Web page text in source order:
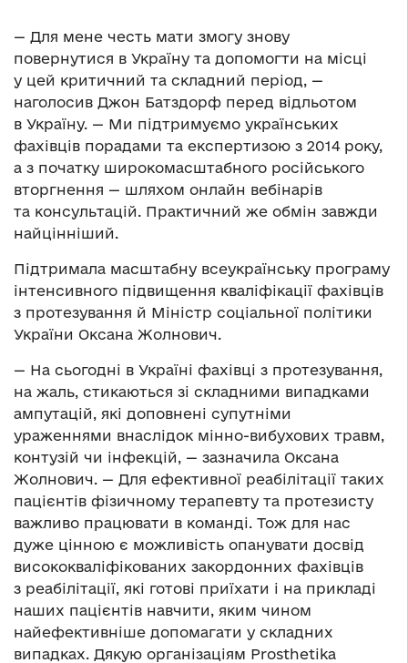
— Для мене честь мати змогу знову
повернутися в Україну та допомогти на місці
у цей критичний та складний період, —
наголосив Джон Батздорф перед відльотом
в Україну. — Ми підтримуємо українських
фахівців порадами та експертизою з 2014 року,
а з початку широкомасштабного російського
вторгнення — шляхом онлайн вебінарів
та консультацій. Практичний же обмін завжди
найцінніший.
Підтримала масштабну всеукраїнську програму
інтенсивного підвищення кваліфікації фахівців
з протезування й Міністр соціальної політики
України Оксана Жолнович.
— На сьогодні в Україні фахівці з протезування,
на жаль, стикаються зі складними випадками
ампутацій, які доповнені супутніми
ураженнями внаслідок мінно-вибухових травм,
контузій чи інфекцій, — зазначила Оксана
Жолнович. — Для ефективної реабілітації таких
пацієнтів фізичному терапевту та протезисту
важливо працювати в команді. Тож для нас
дуже цінною є можливість опанувати досвід
висококваліфікованих закордонних фахівців
з реабілітації, які готові приїхати і на прикладі
наших пацієнтів навчити, яким чином
найефективніше допомагати у складних
випадках. Дякую організаціям Prosthetika